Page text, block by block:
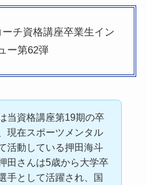
チ資格講座卒業生イン
ー第62弾
当資格講座第19期の卒
現在スポーツメンタル
活動している押田海斗
田さんは5歳から大学卒
手として活躍され、国